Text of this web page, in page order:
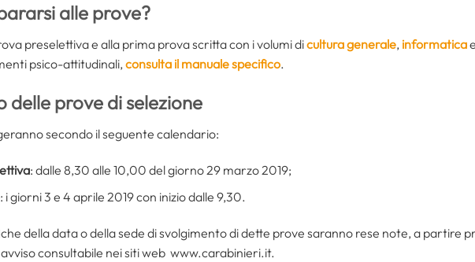
alle prove?
preselettiva e alla prima prova scritta con i volumi dicultura generale, informaticae
psico-attitudinali,consulta il manuale specifico.
delle prove di selezione
secondo il seguente calendario:
: dalle 8,30 alle 10,00 del giorno 29 marzo 2019;
: i giorni 3 e 4 aprile 2019 con inizio dalle 9,30.
della data o della sede di svolgimento di dette prove saranno rese note, a partire
consultabile nei siti web www.carabinieri.it.